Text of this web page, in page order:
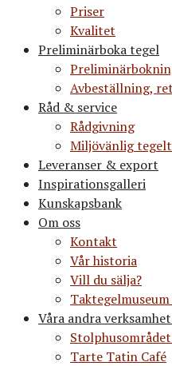
Priser
Kvalitet
Preliminärboka tegel
Avbeställning,
Råd & service
Rådgivning
Miljövänlig
Leveranser & export
Inspirationsgalleri
Kunskapsbank
Om oss
Kontakt
Vår historia
Vill du sälja?
Våra andra
Tarte Tatin Café